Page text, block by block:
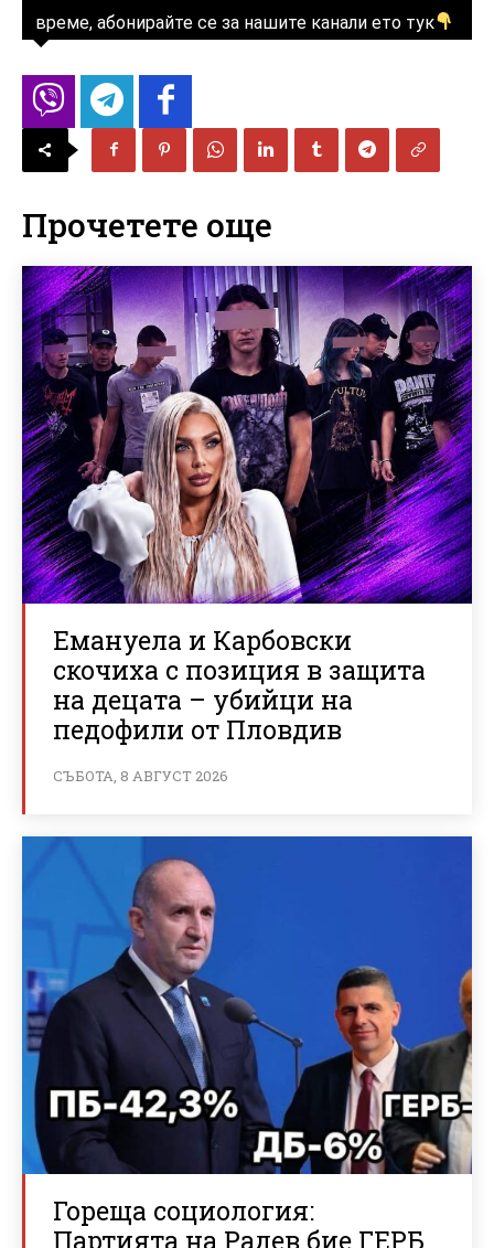
време, абонирайте се за нашите канали ето тук
Прочетете още
Емануела и Карбовски
скочиха с позиция в защита
на децата – убийци на
педофили от Пловдив
СЪБОТА, 8 АВГУСТ 2026
Гореща социология:
Партията на Радев бие ГЕРБ